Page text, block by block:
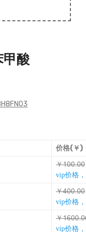
甲酸
价格(￥)
￥Ɛƚƚǆƚƚ
vip价格
￥Ȗƚƚǆƚƚ
vip价格
￥
vip价格